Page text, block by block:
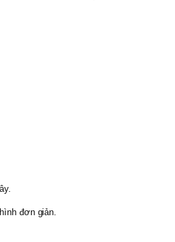
đơn giản.